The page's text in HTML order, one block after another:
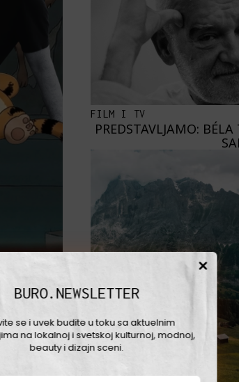
FILM I TV
PREDSTAVLJAMO: BÉLA
BURO.NEWSLETTER
se i uvek budite u toku sa aktuelnim
na lokalnoj i svetskoj kulturnoj, modnoj,
beauty i dizajn sceni.